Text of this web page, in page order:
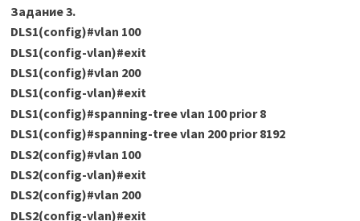
Задание 3.
DLS1(config)#vlan 100
DLS1(config-vlan)#exit
DLS1(config)#vlan 200
DLS1(config-vlan)#exit
DLS1(config)#spanning-tree vlan 100 prior 8
DLS1(config)#spanning-tree vlan 200 prior 8192
DLS2(config)#vlan 100
DLS2(config-vlan)#exit
DLS2(config)#vlan 200
DLS2(config-vlan)#exit